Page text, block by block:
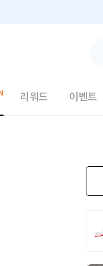
리워드 이벤트